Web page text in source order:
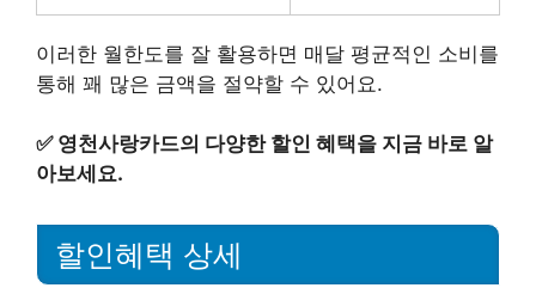
이러한 월한도를 잘 활용하면 매달 평균적인 소비를
통해 꽤 많은 금액을 절약할 수 있어요.
✅ 영천사랑카드의 다양한 할인 혜택을 지금 바로 알
아보세요.
할인혜택 상세